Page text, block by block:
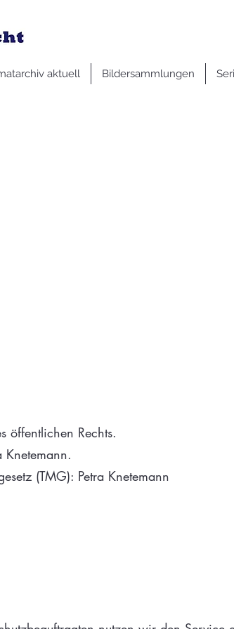
aktuell Bildersammlungen
öffentlichen Rechts.
Knetemann.
(TMG): Petra Knetemann